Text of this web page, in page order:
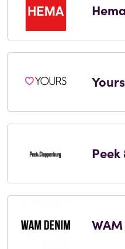
Hema